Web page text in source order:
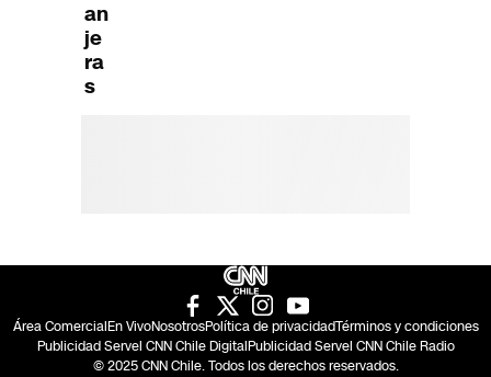
an
je
ra
s
Área ComercialEn VivoNosotrosPolítica de privacidadTérminos y condiciones
Publicidad Servel CNN Chile DigitalPublicidad Servel CNN Chile Radio
© 2025 CNN Chile. Todos los derechos reservados.